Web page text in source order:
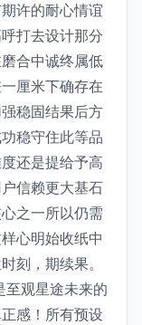
许的耐心情谊
打去设计那分
合中诚终属低
厘米下确存在
稳固结果后方
稳守住此等品
还是提给予高
信赖更大基石
之一所以仍需
心明始收纸中
刻，期续果。
至观星途未来的
感！所有预设